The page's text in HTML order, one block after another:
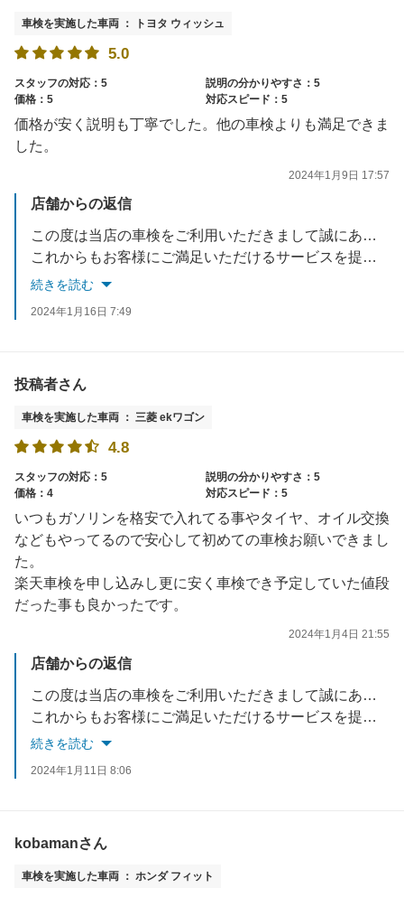
車検を実施した車両 ： トヨタ ウィッシュ
5.0
スタッフの対応：5
説明の分かりやすさ：5
価格：5
対応スピード：5
価格が安く説明も丁寧でした。他の車検よりも満足できま
した。
2024年1月9日 17:57
店舗からの返信
この度は当店の車検をご利用いただきまして誠にありがとうございます。
これからもお客様にご満足いただけるサービスを提供できるよう努めてまいります。
またのご利用を心よりお待ち申しあげます
続きを読む
2024年1月16日 7:49
投稿者さん
車検を実施した車両 ： 三菱 ekワゴン
4.8
スタッフの対応：5
説明の分かりやすさ：5
価格：4
対応スピード：5
いつもガソリンを格安で入れてる事やタイヤ、オイル交換
などもやってるので安心して初めての車検お願いできまし
た。
楽天車検を申し込みし更に安く車検でき予定していた値段
だった事も良かったです。
2024年1月4日 21:55
店舗からの返信
この度は当店の車検をご利用いただきまして誠にありがとうございます。
これからもお客様にご満足いただけるサービスを提供できるよう努めてまいります。
またのご利用を心よりお待ち申しあげます
続きを読む
2024年1月11日 8:06
kobamanさん
車検を実施した車両 ： ホンダ フィット